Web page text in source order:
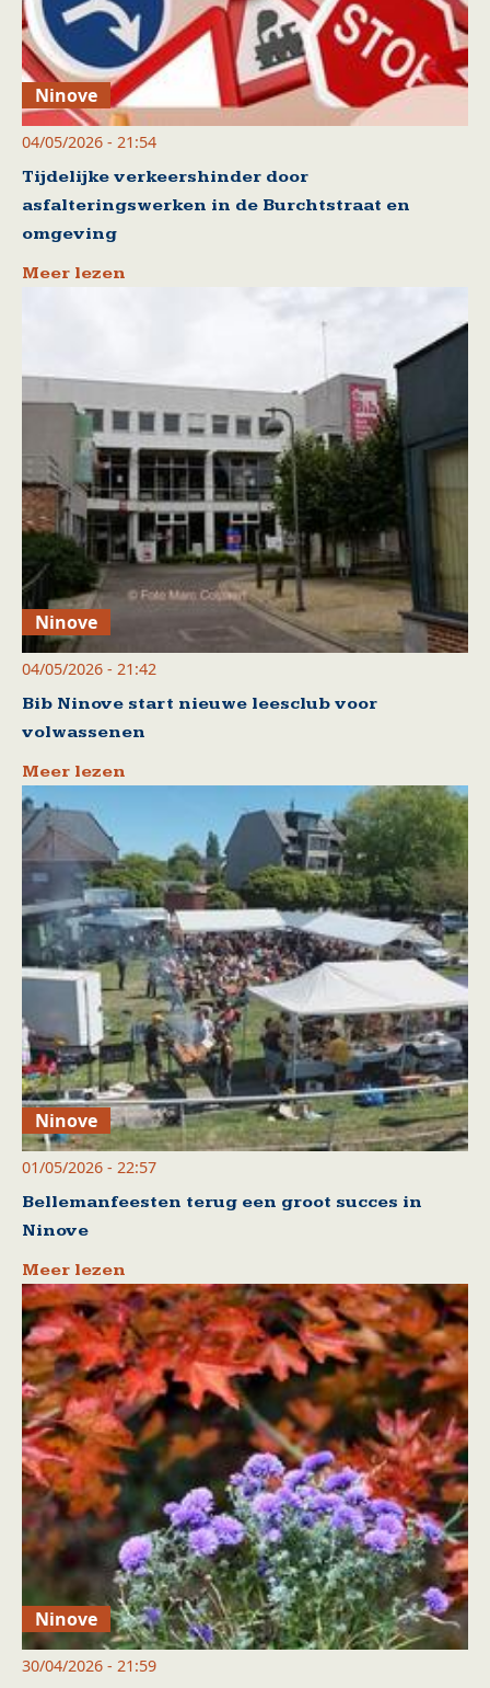
Ninove
04/05/2026 - 21:54
Tijdelijke verkeershinder door
asfalteringswerken in de Burchtstraat en
omgeving
Meer lezen
Ninove
04/05/2026 - 21:42
Bib Ninove start nieuwe leesclub voor
volwassenen
Meer lezen
Ninove
01/05/2026 - 22:57
Bellemanfeesten terug een groot succes in
Ninove
Meer lezen
Ninove
30/04/2026 - 21:59